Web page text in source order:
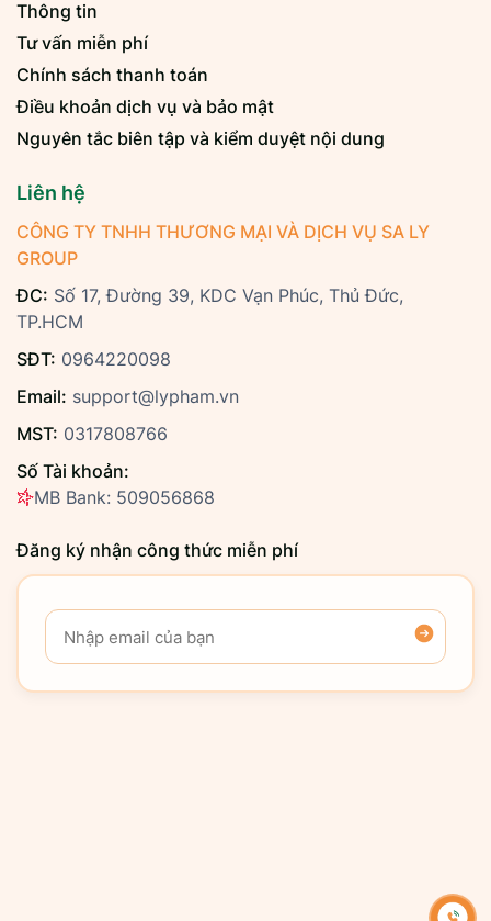
Thông tin
Tư vấn miễn phí
Chính sách thanh toán
Điều khoản dịch vụ và bảo mật
Nguyên tắc biên tập và kiểm duyệt nội dung
Liên hệ
CÔNG TY TNHH THƯƠNG MẠI VÀ DỊCH VỤ SA LY
GROUP
ĐC: Số 17, Đường 39, KDC Vạn Phúc, Thủ Đức,
TP.HCM
SĐT: 0964220098
Email: support@lypham.vn
MST: 0317808766
Số Tài khoản:
MB Bank: 509056868
Đăng ký nhận công thức miễn phí